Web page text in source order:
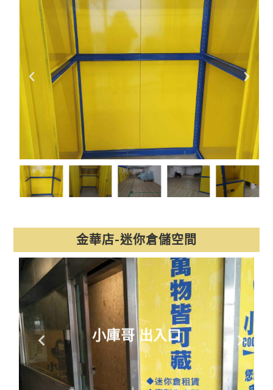
金華店-迷你倉儲空間
小庫哥 出入口